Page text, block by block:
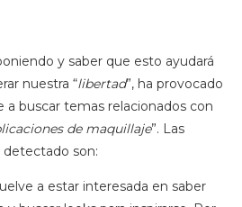
y saber que esto ayudará
nuestra “libertad”, ha provocado
buscar temas relacionados con
de maquillaje”. Las
son:
a estar interesada en saber